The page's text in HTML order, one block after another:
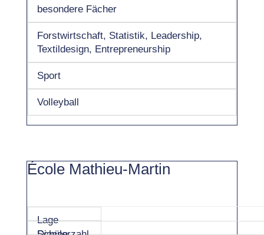
besondere Fächer
Forstwirtschaft, Statistik, Leadership,
Textildesign, Entrepreneurship
Sport
Volleyball
École Mathieu-Martin
Lage